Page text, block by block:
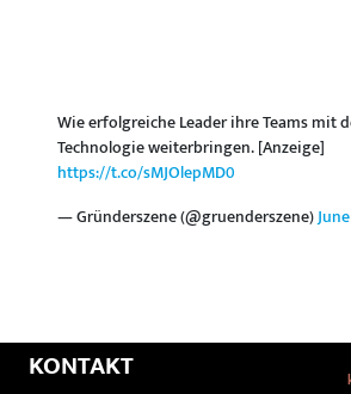
Wie erfolgreiche Leader ihre Teams mit
Technologie weiterbringen. [Anzeige]
https://t.co/sMJOlepMD0
— Gründerszene (@gruenderszene)
KONTAKT